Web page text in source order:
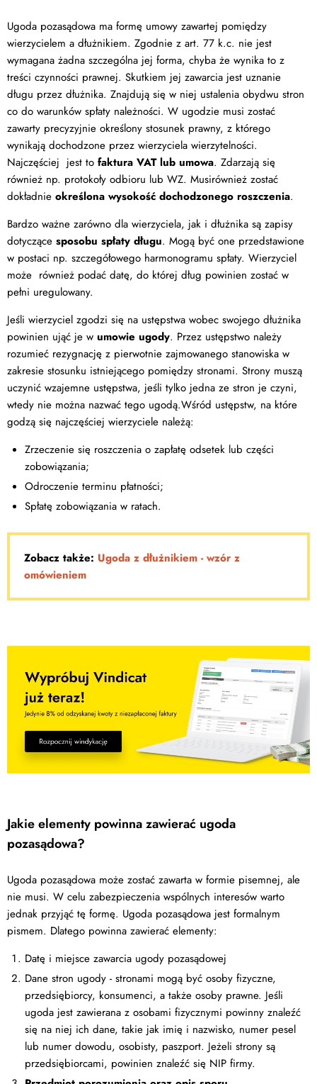
Ugoda pozasądowa ma formę umowy zawartej pomiędzy
wierzycielem a dłużnikiem. Zgodnie z art. 77 k.c. nie jest
wymagana żadna szczególna jej forma, chyba że wynika to z
treści czynności prawnej. Skutkiem jej zawarcia jest uznanie
długu przez dłużnika. Znajdują się w niej ustalenia obydwu stron
co do warunków spłaty należności. W ugodzie musi zostać
zawarty precyzyjnie określony stosunek prawny, z którego
wynikają dochodzone przez wierzyciela wierzytelności.
Najczęściej jest to faktura VAT lub umowa. Zdarzają się
również np. protokoły odbioru lub WZ. Musirównież zostać
dokładnie określona wysokość dochodzonego roszczenia.
Bardzo ważne zarówno dla wierzyciela, jak i dłużnika są zapisy
dotyczące sposobu spłaty długu. Mogą być one przedstawione
w postaci np. szczegółowego harmonogramu spłaty. Wierzyciel
może również podać datę, do której dług powinien zostać w
pełni uregulowany.
Jeśli wierzyciel zgodzi się na ustępstwa wobec swojego dłużnika
powinien ująć je w umowie ugody. Przez ustępstwo należy
rozumieć rezygnację z pierwotnie zajmowanego stanowiska w
zakresie stosunku istniejącego pomiędzy stronami. Strony muszą
uczynić wzajemne ustępstwa, jeśli tylko jedna ze stron je czyni,
wtedy nie można nazwać tego ugodą.Wśród ustępstw, na które
godzą się najczęściej wierzyciele należą:
Zrzeczenie się roszczenia o zapłatę odsetek lub części
zobowiązania;
Odroczenie terminu płatności;
Spłatę zobowiązania w ratach.
Zobacz także: Ugoda z dłużnikiem - wzór z
omówieniem
Jakie elementy powinna zawierać ugoda
pozasądowa?
Ugoda pozasądowa może zostać zawarta w formie pisemnej, ale
nie musi. W celu zabezpieczenia wspólnych interesów warto
jednak przyjąć tę formę. Ugoda pozasądowa jest formalnym
pismem. Dlatego powinna zawierać elementy:
Datę i miejsce zawarcia ugody pozasądowej
Dane stron ugody - stronami mogą być osoby fizyczne,
przedsiębiorcy, konsumenci, a także osoby prawne. Jeśli
ugoda jest zawierana z osobami fizycznymi powinny znaleźć
się na niej ich dane, takie jak imię i nazwisko, numer pesel
lub numer dowodu, osobisty, paszport. Jeżeli strony są
przedsiębiorcami, powinien znaleźć się NIP firmy.